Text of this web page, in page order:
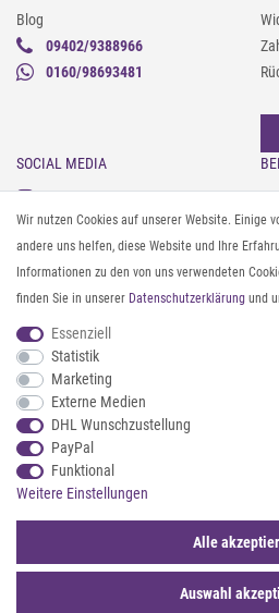
Blog
09402/9388966
0160/98693481
SOCIAL MEDIA
Instagram
Facebook
Pinterest
Twitter
Youtube
Threads
ZAHLUNG & VERSAND
Wir nutzen Cookies auf unserer Website. Einige
andere uns helfen, diese Website und Ihre
Informationen zu den von uns verwendeten
finden Sie in unserer Daten­schutz­erklärung und
Essenziell
Statistik
Marketing
Externe Medien
DHL Wunschzustellung
PayPal
Funktional
Weitere Einstellungen
Auswahl
Alle
© 2026 styleBREAKER | Alle Rechte